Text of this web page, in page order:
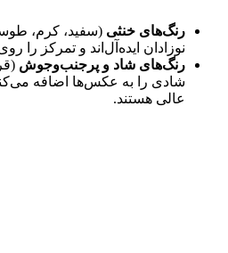
رنگ‌های خنثی (سفید، کرم،
نوزادان ایده‌آل‌اند و تمرکز را
رنگ‌های شاد و پرجنب‌وجوش
شادی را به عکس‌ها اضافه
عالی هستند.